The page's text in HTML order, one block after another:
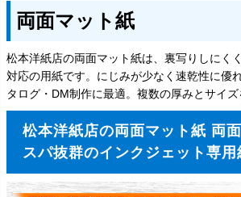
両面マット紙
松本洋紙店の両面マット紙は、裏写りしにく
対応の用紙です。にじみが少なく速乾性に優
タログ・DM制作に最適。複数の厚みとサイズ
松本洋紙店の両面マット紙 両
スパ抜群のインクジェット専用